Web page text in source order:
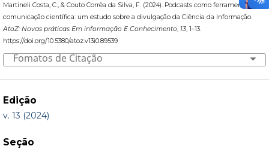
Martineli Costa, C., & Couto Corrêa da Silva, F. (2024). Podcasts como ferramenta para
comunicação científica: um estudo sobre a divulgação da Ciência da Informação.
AtoZ: Novas práticas Em informação E Conhecimento, 13, 1–13.
https://doi.org/10.5380/atoz.v13i0.89539
Fomatos de Citação
Edição
v. 13 (2024)
Seção